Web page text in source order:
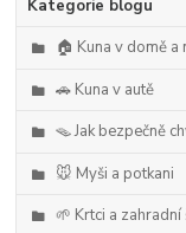
Kategorie blogu
🏠 Kuna v domě a
🚗 Kuna v autě
🪤 Jak bezpečně
🐭 Myši a potkani
🌱 Krtci a zahradní